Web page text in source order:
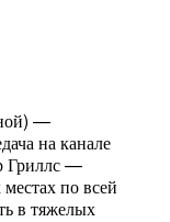
—
на канале
Гриллс —
по всей
в тяжелых